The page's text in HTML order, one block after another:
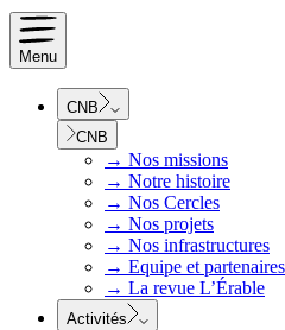
Menu
CNB
CNB
→ Nos missions
→ Notre histoire
→ Nos Cercles
→ Nos projets
→ Nos infrastructures
→ Equipe et partenaires
→ La revue L’Érable
Activités